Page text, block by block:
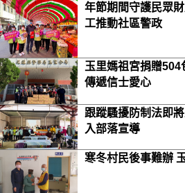
年節期間守護民眾
工推動社區警政
玉里媽祖宮捐贈
傳遞信士愛心
跟蹤騷擾防制法即
入部落宣導
寒冬村民後事難辦